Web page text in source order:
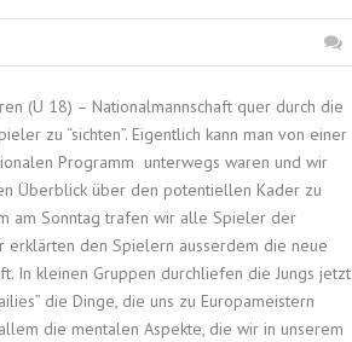
(U 18) – Nationalmannschaft quer durch die
zu “sichten”. Eigentlich kann man von einer
Programm unterwegs waren und wir
Überblick über den potentiellen Kader zu
am Sonntag trafen wir alle Spieler der
erklärten den Spielern ausserdem die neue
In kleinen Gruppen durchliefen die Jungs jetzt
die Dinge, die uns zu Europameistern
die mentalen Aspekte, die wir in unserem